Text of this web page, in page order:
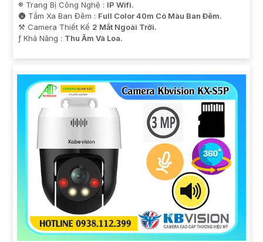
®️ Trang Bị Công Nghệ : IP Wifi.
🌚 Tầm Xa Ban Đêm : Full Color 40m Có Màu Ban Ðêm.
⚒ Camera Thiết Kế 2 Mắt Ngoài Trời.
️ƒ Khả Năng : Thu Âm Và Loa.